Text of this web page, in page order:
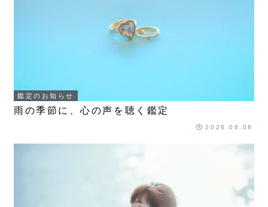
鑑定のお知らせ
雨の季節に、心の声を聴く鑑定
2026.06.08